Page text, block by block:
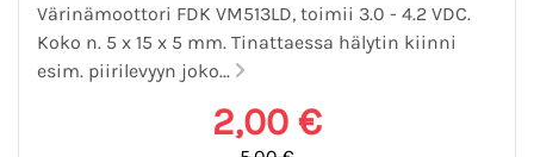
Värinämoottori FDK VM513LD, toimii 3.0 - 4.2 VDC.
Koko n. 5 x 15 x 5 mm. Tinattaessa hälytin kiinni
esim. piirilevyyn joko...
2,00 €